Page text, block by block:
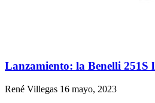
Lanzamiento: la Benelli 251S
René Villegas 16 mayo, 2023